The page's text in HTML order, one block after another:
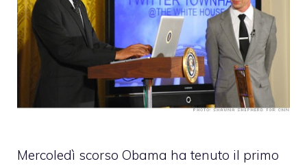
Mercoledì scorso Obama ha tenuto il primo